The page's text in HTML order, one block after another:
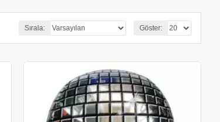
Sırala: Göster: